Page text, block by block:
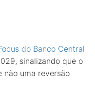
do Banco Central
sinalizando que o
não uma reversão